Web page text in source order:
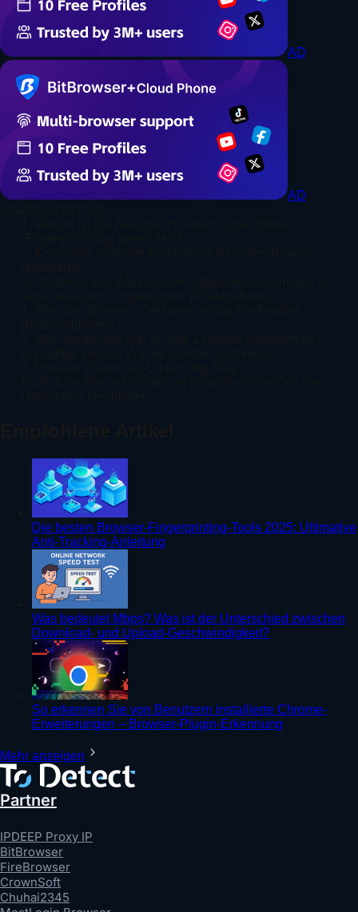
AD
AD
Die besten Browser-Fingerprinting-Tools 2025: Ultimative
Anti-Tracking-Anleitung
Was bedeutet Mbps? Was ist der Unterschied zwischen
Download- und Upload-Geschwindigkeit?
So erkennen Sie von Benutzern installierte Chrome-
Erweiterungen – Browser-Plugin-Erkennung
Mehr anzeigen
Partner
IPDEEP Proxy IP
BitBrowser
FireBrowser
CrownSoft
Chuhai2345